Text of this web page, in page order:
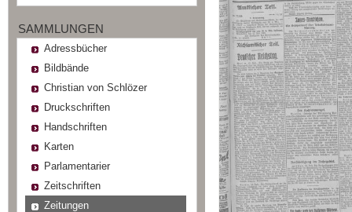
SAMMLUNGEN
Adressbücher
Bildbände
Christian von Schlözer
Druckschriften
Handschriften
Karten
Parlamentarier
Zeitschriften
Zeitungen